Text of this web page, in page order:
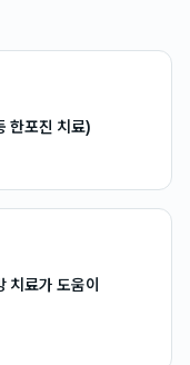
한포진 치료)
치료가 도움이